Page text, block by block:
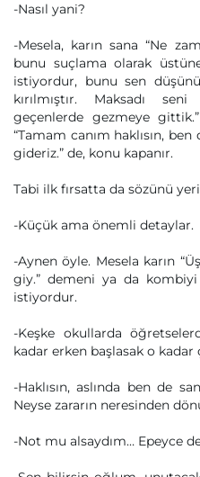
-Nasıl yani?
-Mesela, karın sana “Ne
bunu suçlama olarak
istiyordur, bunu sen
kırılmıştır. Maksadı
geçenlerde gezmeye
“Tamam canım haklısın,
gideriz.” de, konu kapanır.
Tabi ilk fırsatta da sözünü
-Küçük ama önemli detaylar.
-Aynen öyle. Mesela karın
giy.” demeni ya da kombiyi
istiyordur.
-Keşke okullarda
kadar erken başlasak o
-Haklısın, aslında ben de
Neyse zararın neresinden
-Not mu alsaydım… Epeyce